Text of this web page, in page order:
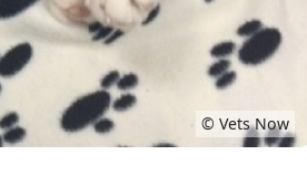
© Vets Now